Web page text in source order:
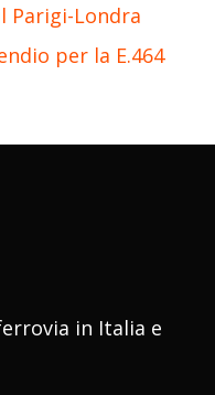
Parigi-Londra
per la E.464
in Italia e